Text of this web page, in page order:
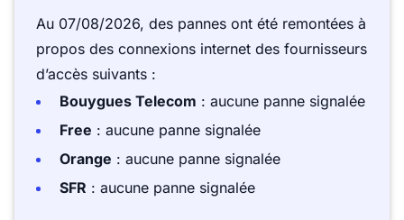
Au 07/08/2026, des pannes ont été remontées à
propos des connexions internet des fournisseurs
d’accès suivants :
Bouygues Telecom : aucune panne signalée
Free : aucune panne signalée
Orange : aucune panne signalée
SFR : aucune panne signalée